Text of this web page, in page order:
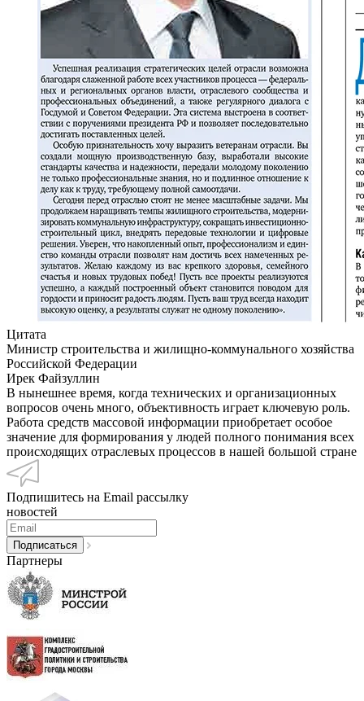
Цитата
Министр строительства и жилищно-коммунального хозяйства
Российской Федерации
Ирек Файзуллин
В нынешнее время, когда технических и организационных
вопросов очень много, объективность играет ключевую роль.
Работа средств массовой информации приобретает особое
значение для формирования у людей полного понимания всех
происходящих отраслевых процессов в нашей большой стране
Подпишитесь на Email рассылку
новостей
Партнеры